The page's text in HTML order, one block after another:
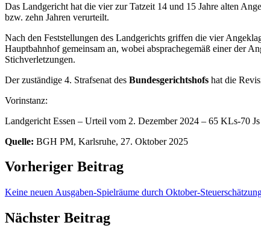
Das Landgericht hat die vier zur Tatzeit 14 und 15 Jahre alten
bzw. zehn Jahren verurteilt.
Nach den Feststellungen des Landgerichts griffen die vier
Hauptbahnhof gemeinsam an, wobei absprachegemäß einer der
Stichverletzungen.
Der zuständige 4. Strafsenat des Bundesgerichtshofs hat die
Vorinstanz:
Landgericht Essen – Urteil vom 2. Dezember 2024 – 65 KLs-70
Quelle: BGH PM, Karlsruhe, 27. Oktober 2025
Vorheriger Beitrag
Keine neuen Ausgaben-Spielräume durch Oktober-
Nächster Beitrag